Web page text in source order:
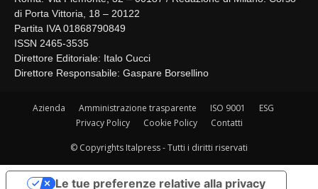
di Porta Vittoria, 18 – 20122
Partita IVA 01868790849
ISSN 2465-3535
Direttore Editoriale: Italo Cucci
Direttore Responsabile: Gaspare Borsellino
Azienda Amministrazione trasparente ISO 9001
ESG
Privacy Policy
Cookie Policy Contatti
© Copyrights Italpress - Tutti i diritti riservati
Le tue preferenze relative alla privacy